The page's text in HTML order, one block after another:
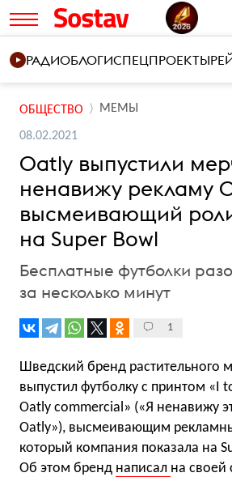
РАДИОБЛОГИСПЕЦПРОЕКТЫ
ОБЩЕСТВО МЕМЫ
08.02.2021
Oatly выпустили
ненавижу рекламу
высмеивающий
на Super Bowl
Бесплатные футболки
за несколько минут
1
Шведский бренд растительного
выпустил футболку с принтом «I
Oatly commercial» («Я ненавижу
Oatly»), высмеивающим
который компания показала на
Об этом бренд написал на своей